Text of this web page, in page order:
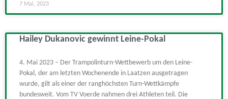
7 Mai, 2023
Hailey Dukanovic gewinnt Leine-Pokal
4. Mai 2023 – Der Trampolinturn-Wettbewerb um den Leine-
Pokal, der am letzten Wochenende in Laatzen ausgetragen
wurde, gilt als einer der ranghöchsten Turn-Wettkämpfe
bundesweit. Vom TV Voerde nahmen drei Athleten teil. Die